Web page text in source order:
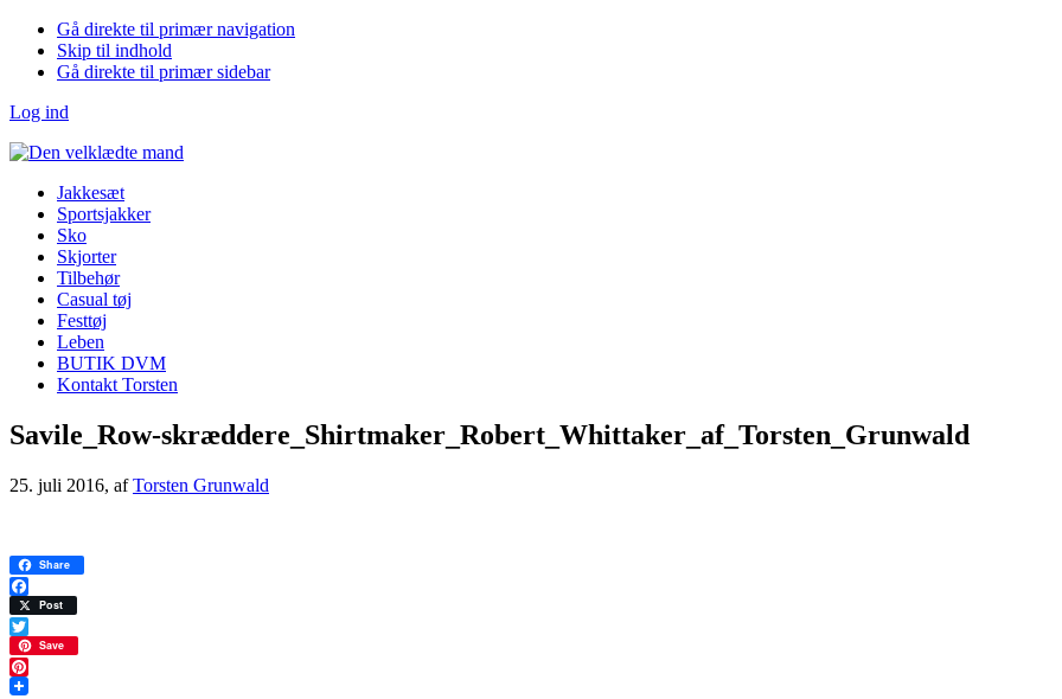
Gå direkte til primær navigation
Skip til indhold
Gå direkte til primær sidebar
Log ind
Jakkesæt
Sportsjakker
Sko
Skjorter
Tilbehør
Casual tøj
Festtøj
Leben
BUTIK DVM
Kontakt Torsten
Savile_Row-skræddere_Shirtmaker_Robert_Whittaker_af_Torsten_Grunwald
25. juli 2016, afTorsten Grunwald
Share
Facebook
Post
Twitter
Save
Pinterest